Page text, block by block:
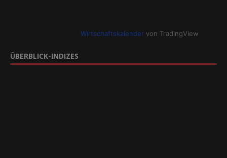
Wirtschaftskalendervon TradingView
ÜBERBLICK-INDIZES